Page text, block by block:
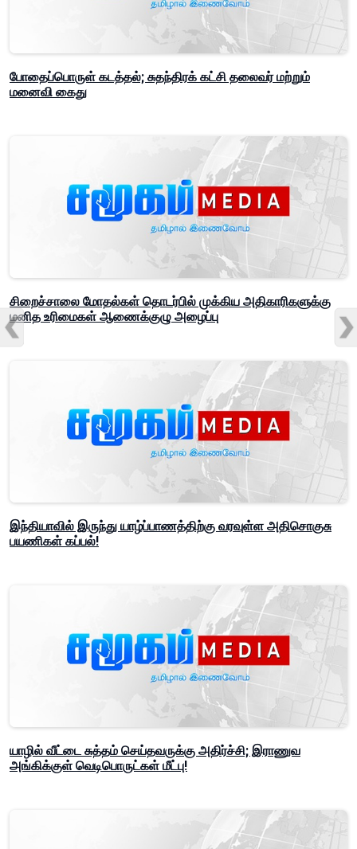
போதைப்பொருள் கடத்தல்; சுதந்திரக் கட்சி தலைவர் மற்றும்
மனைவி கைது
சிறைச்சாலை மோதல்கள் தொடர்பில் முக்கிய அதிகாரிகளுக்கு
மனித உரிமைகள் ஆணைக்குழு அழைப்பு
இந்தியாவில் இருந்து யாழ்ப்பாணத்திற்கு வரவுள்ள அதிசொகுசு
பயணிகள் கப்பல்!
யாழில் வீட்டை சுத்தம் செய்தவருக்கு அதிர்ச்சி; இராணுவ
அங்கிக்குள் வெடிபொருட்கள் மீட்பு!